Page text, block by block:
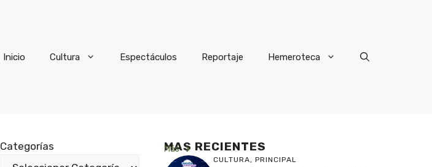
Inicio Cultura Espectáculos Reportaje Hemeroteca
Categorías MAS RECIENTES
Más
CULTURA, PRINCIPAL